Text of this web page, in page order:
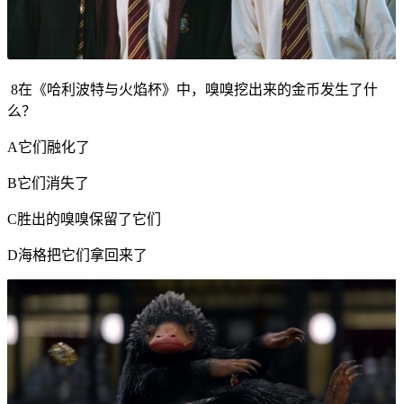
8在《哈利波特与火焰杯》中，嗅嗅挖出来的金币发生了什
么？
A它们融化了
B它们消失了
C胜出的嗅嗅保留了它们
D海格把它们拿回来了